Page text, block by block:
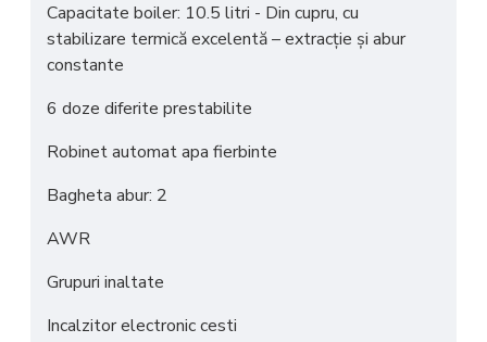
Capacitate boiler: 10.5 litri - Din cupru, cu
stabilizare termică excelentă – extracție și abur
constante
6 doze diferite prestabilite
Robinet automat apa fierbinte
Bagheta abur: 2
AWR
Grupuri inaltate
Incalzitor electronic cesti